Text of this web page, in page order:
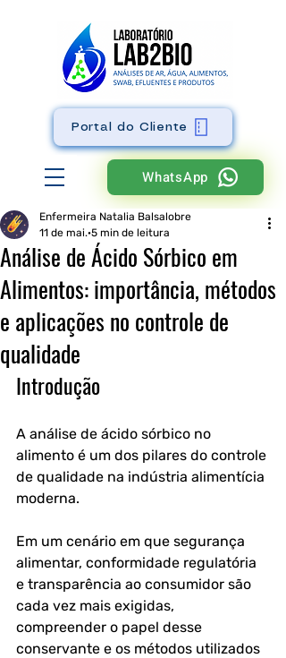
WhatsApp
Portal do Cliente
Análise de Ácido Sórbico em
Alimentos: importância, métodos
e aplicações no controle de
qualidade
Enfermeira Natalia Balsalobre
11 de mai. 5 min de leitura
Introdução
A análise de ácido sórbico no
alimento é um dos pilares do controle
de qualidade na indústria alimentícia
moderna.
Em um cenário em que segurança
alimentar, conformidade regulatória
e transparência ao consumidor são
cada vez mais exigidas,
compreender o papel desse
conservante e os métodos utilizados